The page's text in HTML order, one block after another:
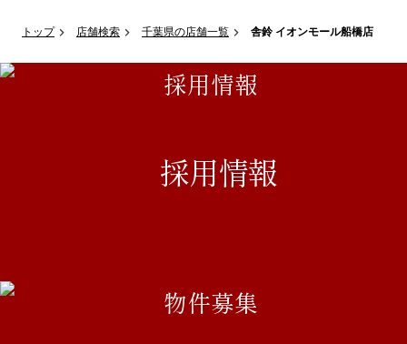
トップ 店舗検索 千葉県の店舗一覧 舎鈴 イオンモール船橋店
採用情報